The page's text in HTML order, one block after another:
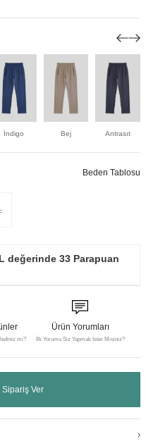
İndigo Bej Antrasıt
Beden Tablosu
değerinde 33 Parapuan
mi?
Ürün Yorumları
İlk Yorumu Siz Yapmak İster Misiniz?
Ver